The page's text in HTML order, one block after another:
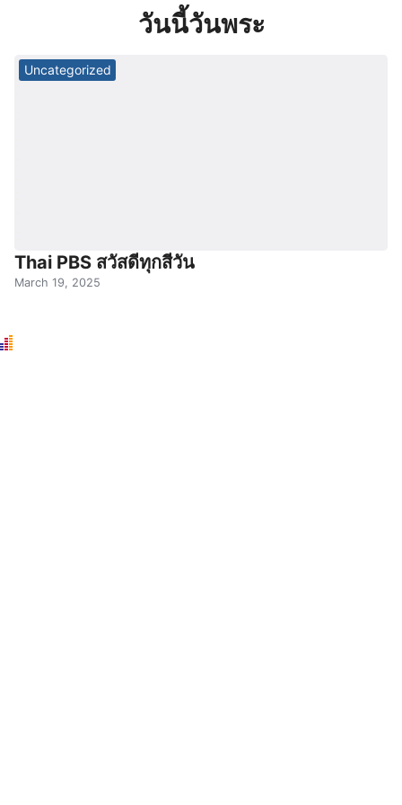
content
วันนี้วันพระ
Uncategorized
Thai PBS สวัสดีทุกสีวัน
March 19, 2025